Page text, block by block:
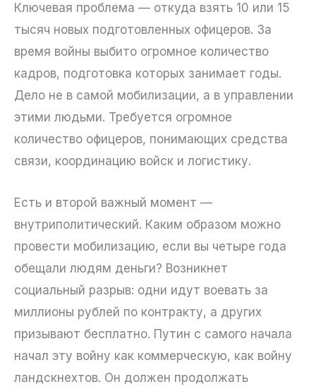
Ключевая проблема — откуда взять 10 или 15
тысяч новых подготовленных офицеров. За
время войны выбито огромное количество
кадров, подготовка которых занимает годы.
Дело не в самой мобилизации, а в управлении
этими людьми. Требуется огромное
количество офицеров, понимающих средства
связи, координацию войск и логистику.
Есть и второй важный момент —
внутриполитический. Каким образом можно
провести мобилизацию, если вы четыре года
обещали людям деньги? Возникнет
социальный разрыв: одни идут воевать за
миллионы рублей по контракту, а других
призывают бесплатно. Путин с самого начала
начал эту войну как коммерческую, как войну
ландскнехтов. Он должен продолжать